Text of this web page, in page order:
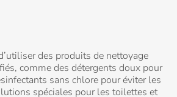
des produits de nettoyage
comme des détergents doux pour
sans chlore pour éviter les
spéciales pour les toilettes et